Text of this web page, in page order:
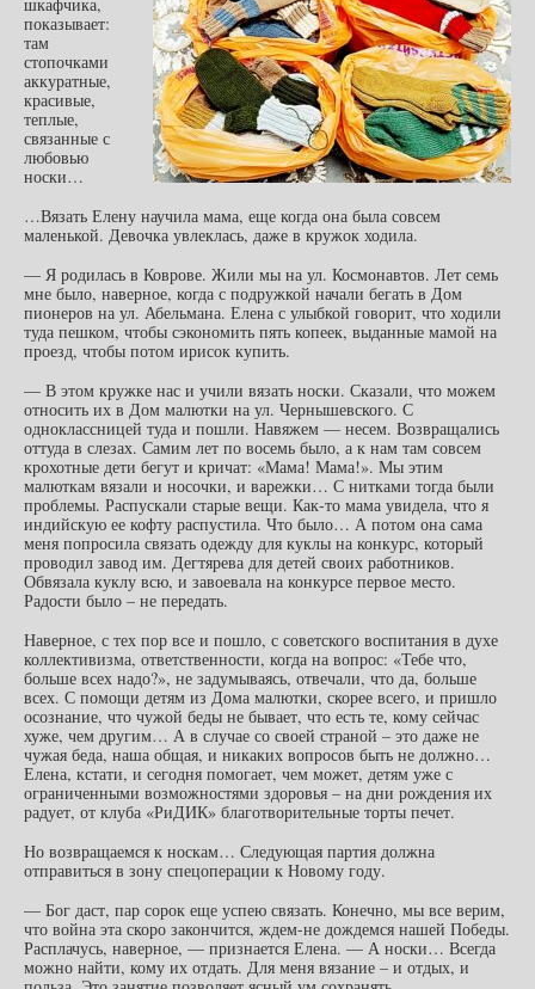
показывает:
там
стопочками
аккуратные,
красивые,
теплые,
связанные с
любовью
носки…
…Вязать Елену научила мама, еще когда она была совсем
маленькой. Девочка увлеклась, даже в кружок ходила.
— Я родилась в Коврове. Жили мы на ул. Космонавтов. Лет семь
мне было, наверное, когда с подружкой начали бегать в Дом
пионеров на ул. Абельмана. Елена с улыбкой говорит, что ходили
туда пешком, чтобы сэкономить пять копеек, выданные мамой на
проезд, чтобы потом ирисок купить.
— В этом кружке нас и учили вязать носки. Сказали, что можем
относить их в Дом малютки на ул. Чернышевского. С
одноклассницей туда и пошли. Навяжем — несем. Возвращались
оттуда в слезах. Самим лет по восемь было, а к нам там совсем
крохотные дети бегут и кричат: «Мама! Мама!». Мы этим
малюткам вязали и носочки, и варежки… С нитками тогда были
проблемы. Распускали старые вещи. Как-то мама увидела, что я
индийскую ее кофту распустила. Что было… А потом она сама
меня попросила связать одежду для куклы на конкурс, который
проводил завод им. Дегтярева для детей своих работников.
Обвязала куклу всю, и завоевала на конкурсе первое место.
Радости было – не передать.
Наверное, с тех пор все и пошло, с советского воспитания в духе
коллективизма, ответственности, когда на вопрос: «Тебе что,
больше всех надо?», не задумываясь, отвечали, что да, больше
всех. С помощи детям из Дома малютки, скорее всего, и пришло
осознание, что чужой беды не бывает, что есть те, кому сейчас
хуже, чем другим… А в случае со своей страной – это даже не
чужая беда, наша общая, и никаких вопросов быть не должно…
Елена, кстати, и сегодня помогает, чем может, детям уже с
ограниченными возможностями здоровья – на дни рождения их
радует, от клуба «РиДИК» благотворительные торты печет.
Но возвращаемся к носкам… Следующая партия должна
отправиться в зону спецоперации к Новому году.
— Бог даст, пар сорок еще успею связать. Конечно, мы все верим,
что война эта скоро закончится, ждем-не дождемся нашей Победы.
Расплачусь, наверное, — признается Елена. — А носки… Всегда
можно найти, кому их отдать. Для меня вязание – и отдых, и